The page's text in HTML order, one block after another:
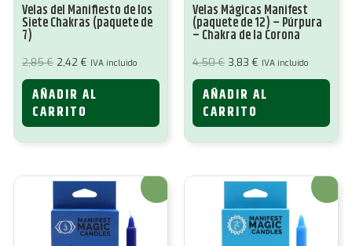
Velas del Manifiesto de los
Siete Chakras (paquete de
7)
2,85€ El
original
era:
2,85 €.
2,42 € El
actual
es:
2,42 €.
IVA incluido
AÑADIR AL
CARRITO
Velas Mágicas Manifest
(paquete de 12) – Púrpura
– Chakra de la Corona
4,50€ El
original
era:
4,50 €.
3,83 € El
actual
es:
3,83 €.
IVA incluido
AÑADIR AL
CARRITO
¡Oferta! ¡Oferta!